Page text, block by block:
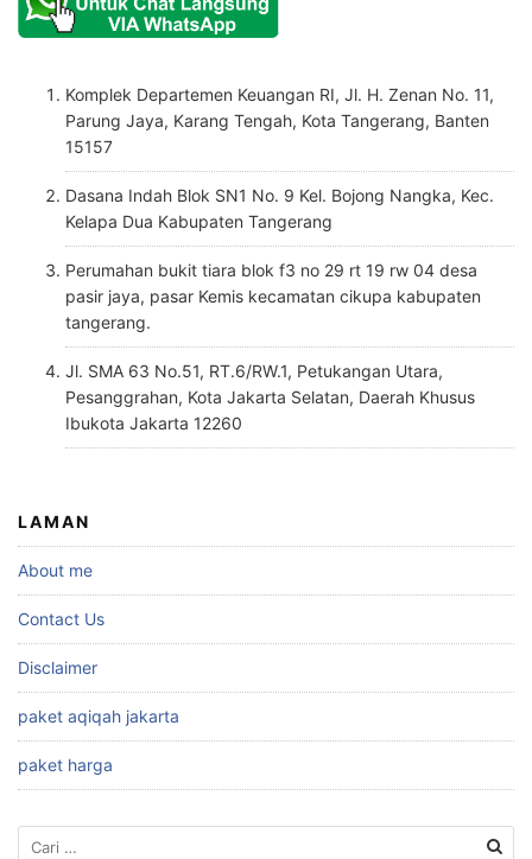
Komplek Departemen Keuangan RI, Jl. H. Zenan No. 11,
Parung Jaya, Karang Tengah, Kota Tangerang, Banten
15157
Dasana Indah Blok SN1 No. 9 Kel. Bojong Nangka, Kec.
Kelapa Dua Kabupaten Tangerang
Perumahan bukit tiara blok f3 no 29 rt 19 rw 04 desa
pasir jaya, pasar Kemis kecamatan cikupa kabupaten
tangerang.
Jl. SMA 63 No.51, RT.6/RW.1, Petukangan Utara,
Pesanggrahan, Kota Jakarta Selatan, Daerah Khusus
Ibukota Jakarta 12260
LAMAN
About me
Contact Us
Disclaimer
paket aqiqah jakarta
paket harga
Cari